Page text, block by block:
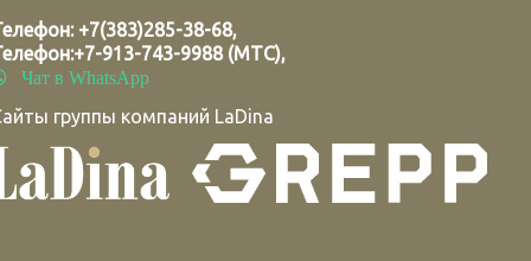
+7(383)285-38-68,
+7-913-743-9988 (МТС),
Чат в WhatsApp
группы компаний LaDina